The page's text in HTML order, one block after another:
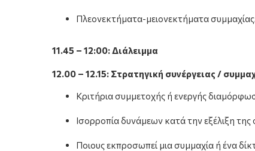
Πλεονεκτήματα-μειονεκτήματα
11.45 – 12:00: Διάλειμμα
12.00 – 12.15: Στρατηγική συνέργειας /
Κριτήρια συμμετοχής ή ενεργής
Ισορροπία δυνάμεων κατά την εξέλιξη της
Ποιους εκπροσωπεί μια συμμαχία ή ένα